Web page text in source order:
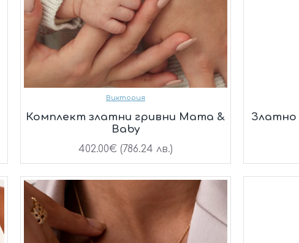
Виктория
Комплект златни гривни Mama &
Baby
402.00€ (786.24 лв.)
Златно